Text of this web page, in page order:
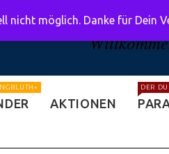
AKTIONEN
DER
nicht möglich. Danke für Dein